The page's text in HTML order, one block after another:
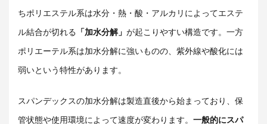
ちポリエステル系は水分・熱・酸・アルカリによってエステ
ル結合が切れる 「加水分解」 が起こりやすい構造です。一方
ポリエーテル系は加水分解に強いものの、紫外線や酸化には
弱いという特性があります。
スパンデックスの加水分解は製造直後から始まっており、保
管状態や使用環境によって速度が変わります。 一般的にスパ